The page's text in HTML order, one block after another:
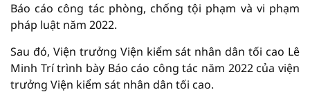
Báo cáo công tác phòng, chống tội phạm và vi phạm
pháp luật năm 2022.
Sau đó, Viện trưởng Viện kiểm sát nhân dân tối cao Lê
Minh Trí trình bày Báo cáo công tác năm 2022 của viện
trưởng Viện kiểm sát nhân dân tối cao.